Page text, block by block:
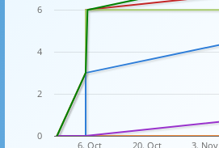
6. Oct 20. Oct 3. Nov
0
2
4
6